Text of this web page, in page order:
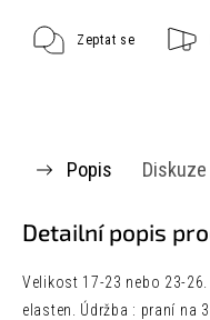
Zeptat se
Popis Diskuze
Detailní popis
Velikost 17-23 nebo 23-26.
elasten. Údržba : praní na